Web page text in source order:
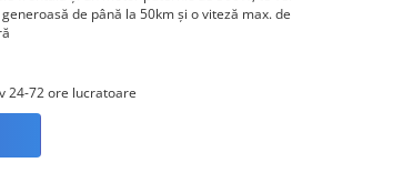
de până la 50km și o viteză max. de
24-72 ore lucratoare